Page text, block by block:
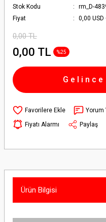
Stok Kodu
rm_D-
Fiyat
0,00 USD
0,00 TL
0,00 TL %25
Yorum
Fiyatı Alarmı
Paylaş
Ürün Bilgisi